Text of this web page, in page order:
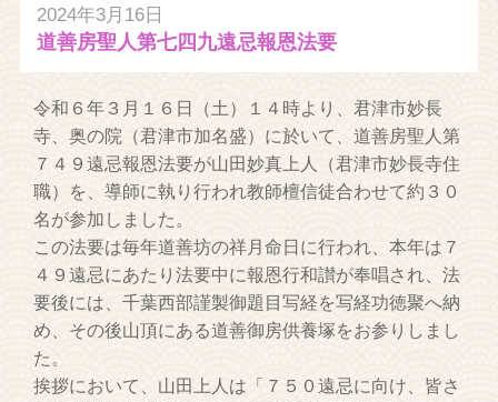
2024年3月16日
道善房聖人第七四九遠忌報恩法要
令和６年３月１６日（土）１４時より、君津市妙長
寺、奥の院（君津市加名盛）に於いて、道善房聖人第
７４９遠忌報恩法要が山田妙真上人（君津市妙長寺住
職）を、導師に執り行われ教師檀信徒合わせて約３０
名が参加しました。
この法要は毎年道善坊の祥月命日に行われ、本年は７
４９遠忌にあたり法要中に報恩行和讃が奉唱され、法
要後には、千葉西部謹製御題目写経を写経功徳聚へ納
め、その後山頂にある道善御房供養塚をお参りしまし
た。
挨拶において、山田上人は「７５０遠忌に向け、皆さ